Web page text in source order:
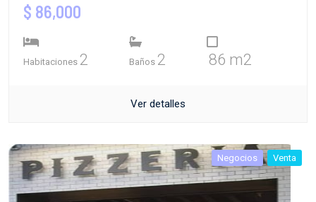
$ 86,000
Habitaciones 2 Baños 2 86 m2
Ver detalles
Negocios Venta